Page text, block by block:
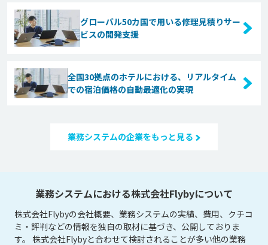
グローバル50カ国で用いる修理見積りサー
ビスの開発支援
全国30拠点のホテルにおける、リアルタイム
での宿泊価格の自動最適化の実現
業務システムの企業をもっと見る
業務システムにおける株式会社Flybyについて
株式会社Flybyの会社概要、業務システムの実績、費用、クチコ
ミ・評判などの情報を独自の取材に基づき、公開しておりま
す。 株式会社Flybyと合わせて検討されることが多い他の業務